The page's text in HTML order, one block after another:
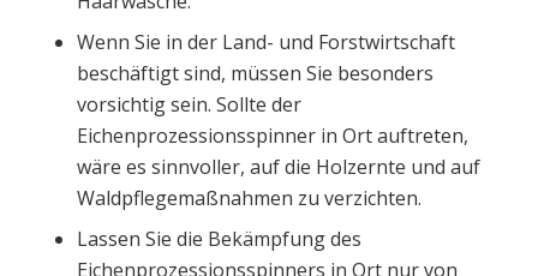
Wenn Sie in der Land- und Forstwirtschaft
beschäftigt sind, müssen Sie besonders
vorsichtig sein. Sollte der
Eichenprozessionsspinner in Ort auftreten,
wäre es sinnvoller, auf die Holzernte und auf
Waldpflegemaßnahmen zu verzichten.
Lassen Sie die Bekämpfung des
Eichenprozessionsspinners in Ort nur von